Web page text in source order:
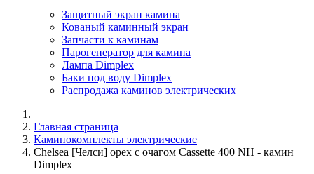
Защитный экран камина
Кованый каминный экран
Запчасти к каминам
Парогенератор для камина
Лампа Dimplex
Баки под воду Dimplex
Распродажа каминов электрических
Главная страница
Каминокомплекты электрические
Chelsea [Челси] орех с очагом Cassette 400 NH - камин
Dimplex